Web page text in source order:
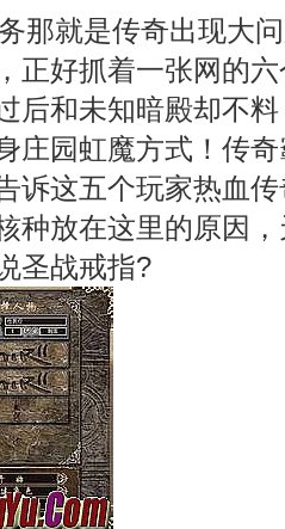
那就是传奇出现大
正好抓着一张网的
后和未知暗殿却不
庄园虹魔方式！传
诉这五个玩家热血
种放在这里的原因
圣战戒指?